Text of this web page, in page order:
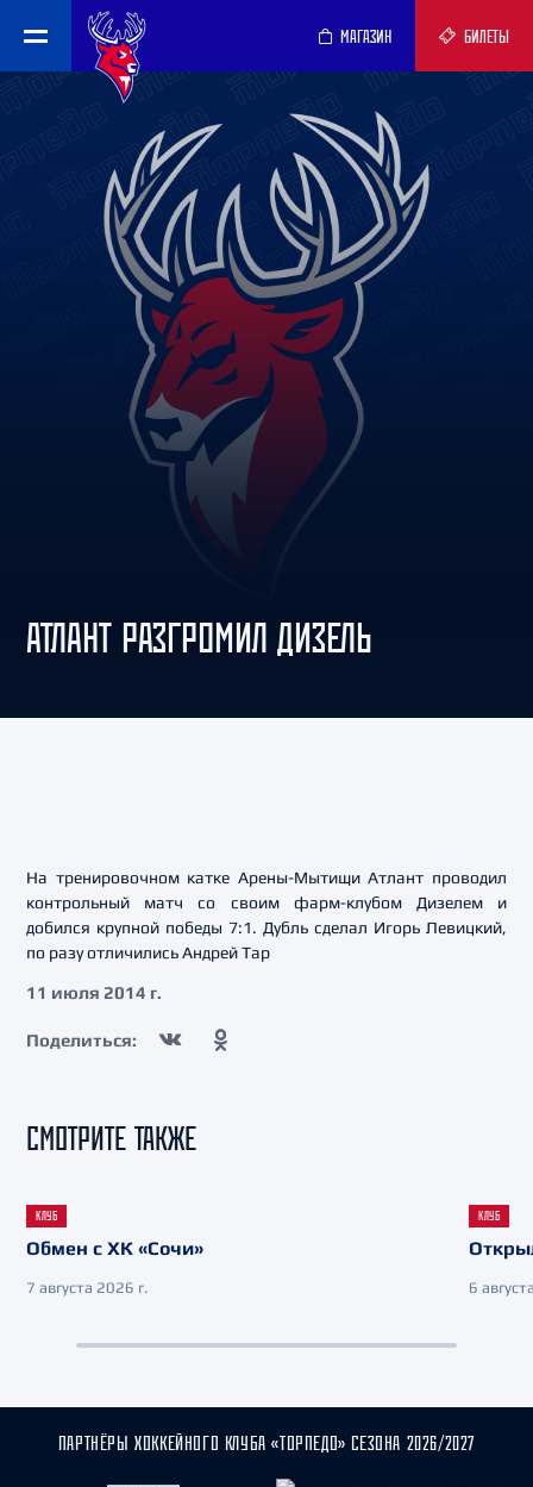
МАГАЗИН БИЛЕТЫ
АТЛАНТ РАЗГРОМИЛ ДИЗЕЛЬ
На тренировочном катке Арены-Мытищи Атлант проводил
контрольный матч со своим фарм-клубом Дизелем и
добился крупной победы 7:1. Дубль сделал Игорь Левицкий,
по разу отличились Андрей Тар
11 июля 2014 г.
Поделиться:
СМОТРИТЕ ТАКЖЕ
КЛУБ
Обмен с ХК «Сочи»
7 августа 2026 г.
КЛУБ
6
ПАРТНЁРЫ ХОККЕЙНОГО КЛУБА «ТОРПЕДО» СЕЗОНА 2026/2027